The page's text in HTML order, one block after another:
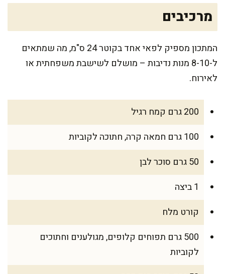
מרכיבים
המתכון מספיק לפאי אחד בקוטר 24 ס"מ, מה שמתאים
ל-8-10 מנות נדיבות – מושלם לשישבת משפחתית או
לאירוח.
200 גרם קמח רגיל
100 גרם חמאה קרה, חתוכה לקוביות
50 גרם סוכר לבן
1 ביצה
קורט מלח
500 גרם תפוחים קלופים, מגולענים וחתוכים
לקוביות